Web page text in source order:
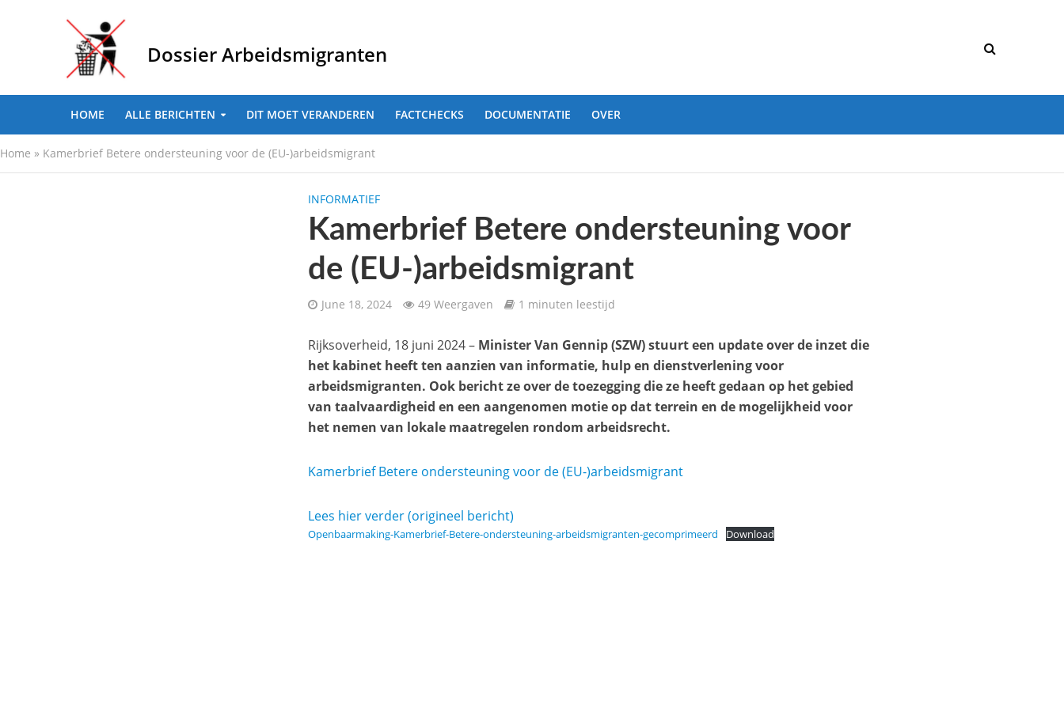
Dossier Arbeidsmigranten
HOME ALLE BERICHTEN DIT MOET VERANDEREN FACTCHECKS DOCUMENTATIE OVER
Home » Kamerbrief Betere ondersteuning voor de (EU-)arbeidsmigrant
INFORMATIEF
Kamerbrief Betere ondersteuning voor
de (EU-)arbeidsmigrant
June 18, 2024 49 Weergaven 1 minuten leestijd
Rijksoverheid, 18 juni 2024 – Minister Van Gennip (SZW) stuurt een update over de inzet die
het kabinet heeft ten aanzien van informatie, hulp en dienstverlening voor
arbeidsmigranten. Ook bericht ze over de toezegging die ze heeft gedaan op het gebied
van taalvaardigheid en een aangenomen motie op dat terrein en de mogelijkheid voor
het nemen van lokale maatregelen rondom arbeidsrecht.
Kamerbrief Betere ondersteuning voor de (EU-)arbeidsmigrant
Lees hier verder (origineel bericht)
Openbaarmaking-Kamerbrief-Betere-ondersteuning-arbeidsmigranten-gecomprimeerd Download